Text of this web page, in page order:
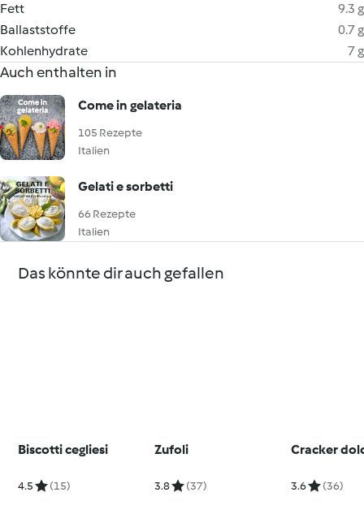
Fett
9.3 g
Ballaststoffe
0.7 g
Kohlenhydrate
7 g
Auch enthalten in
Come in gelateria
105 Rezepte
Italien
Gelati e sorbetti
66 Rezepte
Italien
Das könnte dir auch gefallen
Biscotti cegliesi
4.5 (15)
Zufoli
3.8 (37)
Cracker
3.6 (36)